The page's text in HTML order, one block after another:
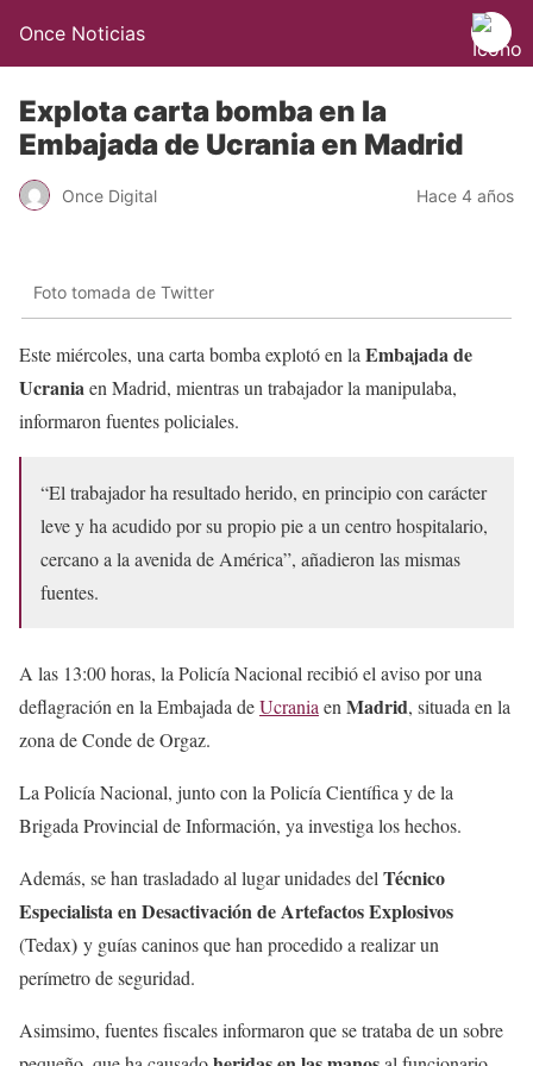
Once Noticias
Explota carta bomba en la
Embajada de Ucrania en Madrid
Once Digital Hace 4 años
Foto tomada de Twitter
Este miércoles, una carta bomba explotó en la Embajada de
Ucraniaen Madrid, mientras un trabajador la manipulaba,
informaron fuentes policiales.
“El trabajador ha resultado herido, en principio con carácter
leve y ha acudido por su propio pie a un centro hospitalario,
cercano a la avenida de América”, añadieron las mismas
fuentes.
A las 13:00 horas, la Policía Nacional recibió el aviso por una
deflagración en la Embajada deUcrania en Madrid, situada en la
zona de Conde de Orgaz.
La Policía Nacional, junto con la Policía Científica y de la
Brigada Provincial de Información, ya investiga los hechos.
Además, se han trasladado al lugar unidades del Técnico
Especialista en Desactivación de Artefactos Explosivos
(Tedax) y guías caninos que han procedido a realizar un
perímetro de seguridad.
Asimsimo, fuentes fiscales informaron que se trataba de un sobre